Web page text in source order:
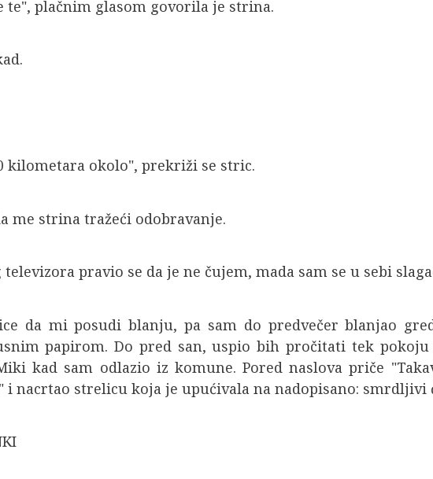
te", plačnim glasom govorila je strina.
kilometara okolo", prekriži se stric.
me strina tražeći odobravanje.
pravio se da je ne čujem, mada sam se u sebi
da mi posudi blanju, pa sam do predvečer blanjao
papirom. Do pred san, uspio bih pročitati tek
kad sam odlazio iz komune. Pored naslova priče
nacrtao strelicu koja je upućivala na nadopisano: smrdljivi